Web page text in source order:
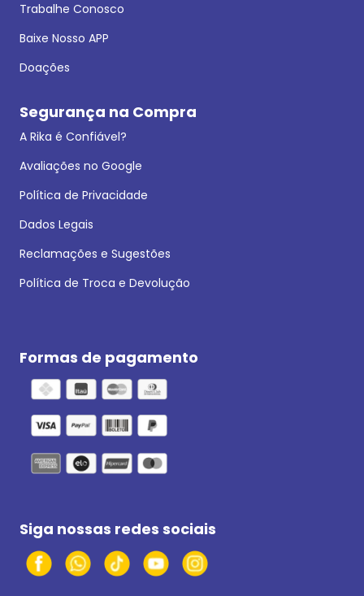
Trabalhe Conosco
Baixe Nosso APP
Doações
Segurança na Compra
A Rika é Confiável?
Avaliações no Google
Política de Privacidade
Dados Legais
Reclamações e Sugestões
Política de Troca e Devolução
Formas de pagamento
Siga nossas redes sociais